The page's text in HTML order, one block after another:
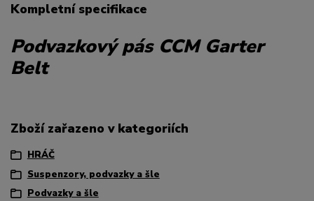
Kompletní specifikace
Podvazkový pás CCM Garter
Belt
Zboží zařazeno v kategoriích
HRÁČ
Suspenzory, podvazky a šle
Podvazky a šle